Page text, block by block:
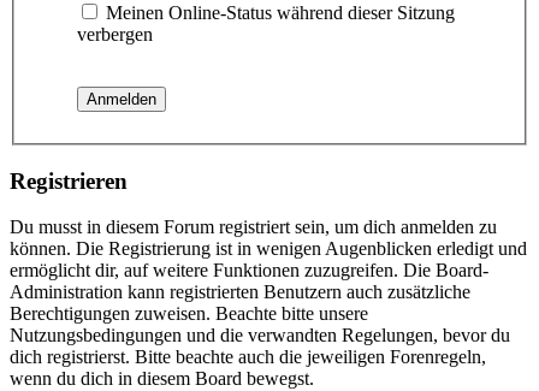
Meinen Online-Status während dieser Sitzung
verbergen
Registrieren
Du musst in diesem Forum registriert sein, um dich anmelden zu
können. Die Registrierung ist in wenigen Augenblicken erledigt und
ermöglicht dir, auf weitere Funktionen zuzugreifen. Die Board-
Administration kann registrierten Benutzern auch zusätzliche
Berechtigungen zuweisen. Beachte bitte unsere
Nutzungsbedingungen und die verwandten Regelungen, bevor du
dich registrierst. Bitte beachte auch die jeweiligen Forenregeln,
wenn du dich in diesem Board bewegst.